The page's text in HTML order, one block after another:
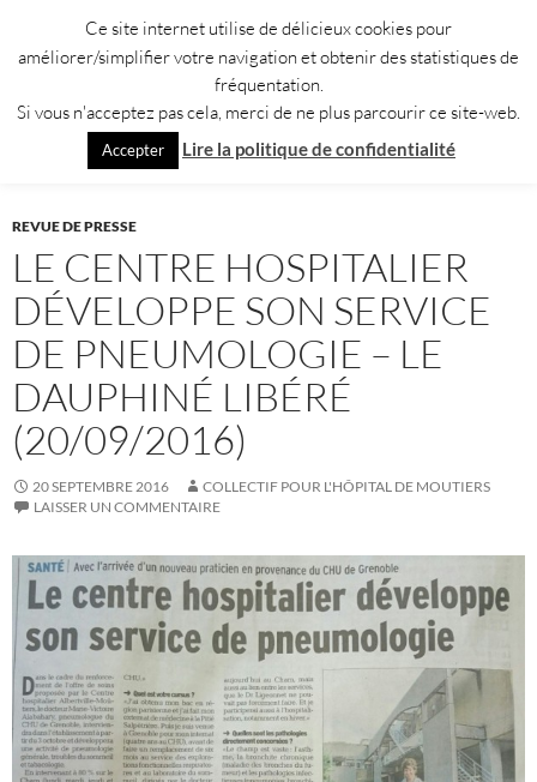
contenu
Collectif pour l'Hôpital de Moûtiers
Recherche
REVUE DE PRESSE
LE CENTRE HOSPITALIER
DÉVELOPPE SON SERVICE
DE PNEUMOLOGIE – LE
DAUPHINÉ LIBÉRÉ
(20/09/2016)
20 SEPTEMBRE 2016
COLLECTIF POUR L'HÔPITAL DE MOUTIERS
LAISSER UN COMMENTAIRE
Ce site internet utilise de délicieux cookies pour
améliorer/simplifier votre navigation et obtenir des statistiques de
fréquentation.
Si vous n'acceptez pas cela, merci de ne plus parcourir ce site-web.
Accepter Lire la politique de confidentialité